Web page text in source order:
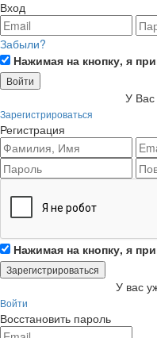
Вход
Забыли?
Нажимая на кнопку, я
Войти
У Вас
Зарегистрироваться
Регистрация
Нажимая на кнопку, я
Зарегистрироваться
У вас
Войти
Восстановить пароль